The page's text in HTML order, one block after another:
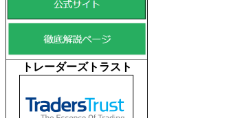
トレーダーズトラスト